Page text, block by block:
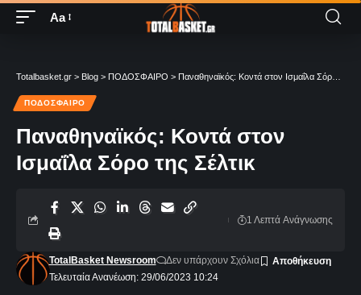
Aa
Totalbasket.gr > Blog > ΠΟΔΟΣΦΑΙΡΟ > Παναθηναϊκός: Κοντά στον Ισμαΐλα Σόρο της Σέλτικ
ΠΟΔΟΣΦΑΙΡΟ
Παναθηναϊκός: Κοντά στον
Ισμαΐλα Σόρο της Σέλτικ
Τελευταία Ανανέωση: 29/06/2023 10:24
TotalBasket Newsroom Δεν υπάρχουν Σχόλια
1 Λεπτά Aνάγνωσης